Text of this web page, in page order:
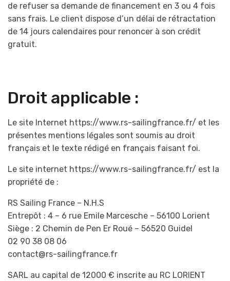
de refuser sa demande de financement en 3 ou 4 fois
sans frais. Le client dispose d’un délai de rétractation
de 14 jours calendaires pour renoncer à son crédit
gratuit.
Droit applicable :
Le site Internet https://www.rs-sailingfrance.fr/ et les
présentes mentions légales sont soumis au droit
français et le texte rédigé en français faisant foi.
Le site internet https://www.rs-sailingfrance.fr/ est la
propriété de :
RS Sailing France – N.H.S
Entrepôt : 4 – 6 rue Emile Marcesche – 56100 Lorient
Siège : 2 Chemin de Pen Er Roué – 56520 Guidel
02 90 38 08 06
contact@rs-sailingfrance.fr
SARL au capital de 12000 € inscrite au RC LORIENT